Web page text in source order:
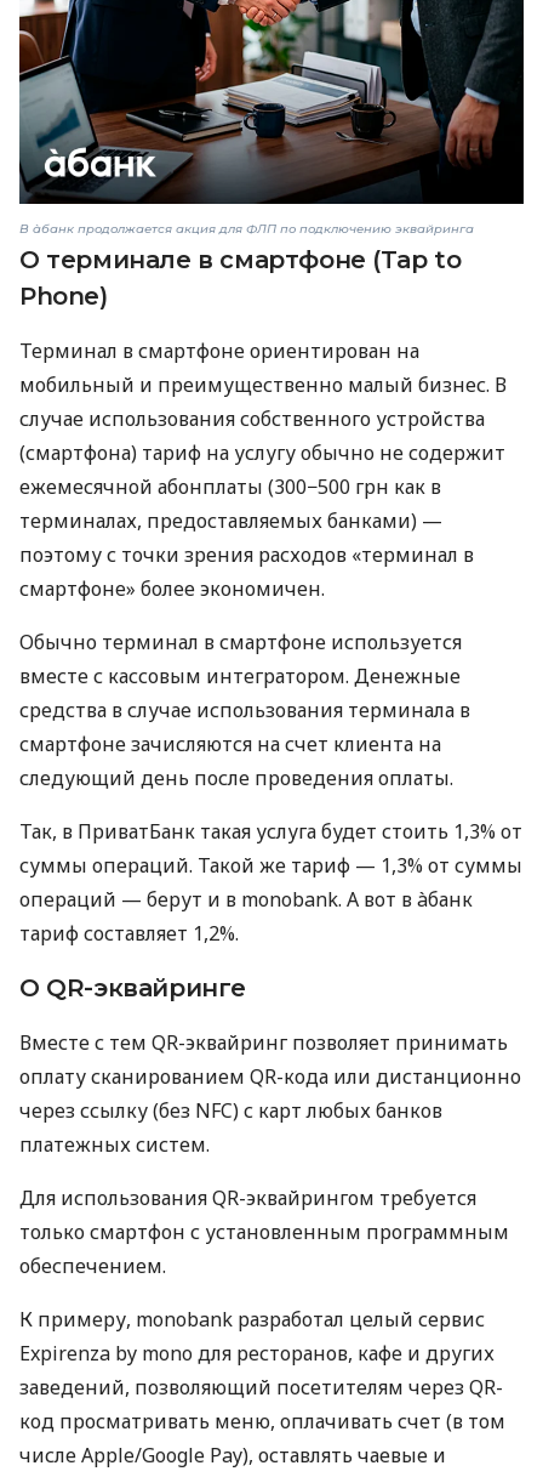
В àбанк продолжается акция для ФЛП по подключению эквайринга
О терминале в смартфоне (Tap to
Phone)
Терминал в смартфоне ориентирован на
мобильный и преимущественно малый бизнес. В
случае использования собственного устройства
(смартфона) тариф на услугу обычно не содержит
ежемесячной абонплаты (300−500 грн как в
терминалах, предоставляемых банками) —
поэтому с точки зрения расходов «терминал в
смартфоне» более экономичен.
Обычно терминал в смартфоне используется
вместе с кассовым интегратором. Денежные
средства в случае использования терминала в
смартфоне зачисляются на счет клиента на
следующий день после проведения оплаты.
Так, в ПриватБанк такая услуга будет стоить 1,3% от
суммы операций. Такой же тариф — 1,3% от суммы
операций — берут и в monobank. А вот в àбанк
тариф составляет 1,2%.
О QR-эквайринге
Вместе с тем QR-эквайринг позволяет принимать
оплату сканированием QR-кода или дистанционно
через ссылку (без NFC) с карт любых банков
платежных систем.
Для использования QR-эквайрингом требуется
только смартфон с установленным программным
обеспечением.
К примеру, monobank разработал целый сервис
Expirenza by mono для ресторанов, кафе и других
заведений, позволяющий посетителям через QR-
код просматривать меню, оплачивать счет (в том
числе Apple/Google Pay), оставлять чаевые и